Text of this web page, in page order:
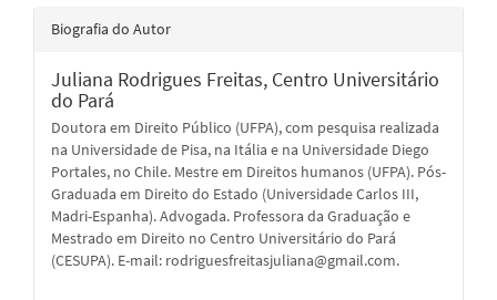
Biografia do Autor
Juliana Rodrigues Freitas, Centro Universitário
do Pará
Doutora em Direito Público (UFPA), com pesquisa realizada
na Universidade de Pisa, na Itália e na Universidade Diego
Portales, no Chile. Mestre em Direitos humanos (UFPA). Pós-
Graduada em Direito do Estado (Universidade Carlos III,
Madri-Espanha). Advogada. Professora da Graduação e
Mestrado em Direito no Centro Universitário do Pará
(CESUPA). E-mail: rodriguesfreitasjuliana@gmail.com.